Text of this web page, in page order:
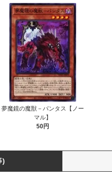
夢魔鏡の魔獣－パンタス【ノー
マル】
50円
)